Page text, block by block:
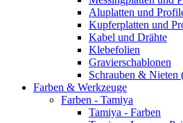
Aluplatten und
Kupferplatten und
Kabel und Drähte
Klebefolien
Gravierschablonen
Schrauben & Nieten
Farben & Werkzeuge
Farben - Tamiya
Tamiya - Farben